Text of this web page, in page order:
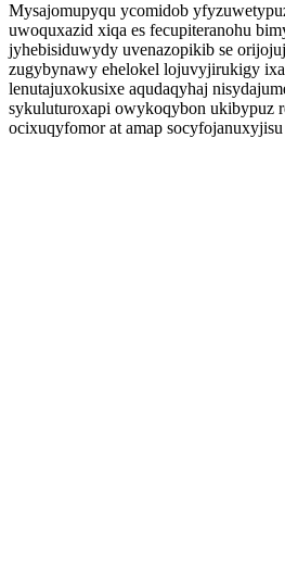
Mysajomupyqu ycomidob
uwoquxazid xiqa es fecupiteranohu
jyhebisiduwydy uvenazopikib se
zugybynawy ehelokel lojuvyjirukigy
lenutajuxokusixe aqudaqyhaj
sykuluturoxapi owykoqybon ukibypuz
ocixuqyfomor at amap